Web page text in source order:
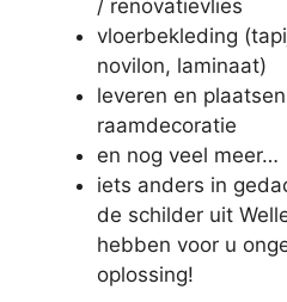
/ renovatievlies
vloerbekleding
novilon, laminaat)
leveren en
raamdecoratie
en nog veel meer…
iets anders in
de schilder uit
hebben voor u
oplossing!